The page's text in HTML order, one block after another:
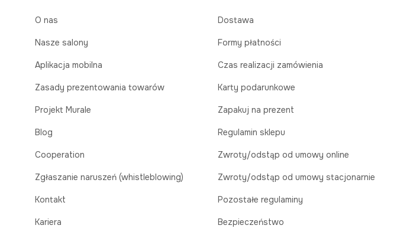
O nas
Nasze salony
Aplikacja mobilna
Zasady prezentowania towarów
Projekt Murale
Blog
Cooperation
Zgłaszanie naruszeń (whistleblowing)
Kontakt
Kariera
Dostawa
Formy płatności
Czas realizacji zamówienia
Karty podarunkowe
Zapakuj na prezent
Regulamin sklepu
Zwroty/odstąp od umowy online
Zwroty/odstąp od umowy stacjonarnie
Pozostałe regulaminy
Bezpieczeństwo